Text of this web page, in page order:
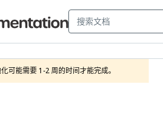
可能需要 1-2 周的时间才能完成。